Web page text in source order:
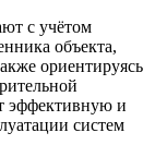
с учётом
объекта,
ориентируясь
эффективную и
систем